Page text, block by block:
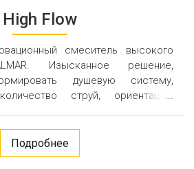
High Flow
смеситель высокого
Изысканное решение,
душевую систему,
струй, ориентацию
Подробнее